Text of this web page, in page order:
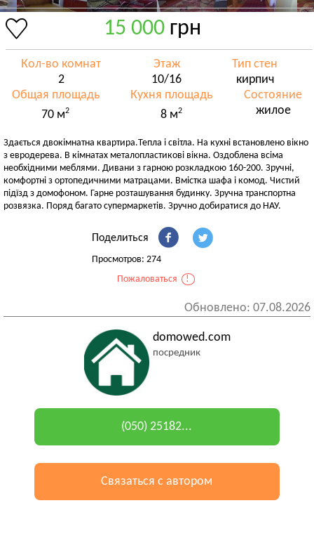
15 000 грн
Кол-во комнат
2
Этаж
10/16
Тип стен
кирпич
Общая площадь
70 м2
Кухня площадь
8 м2
Состояние
жилое
Здається двокімнатна квартира.Тепла і світла. На кухні встановлено вікно
з евродерева. В кімнатах металопластикові вікна. Оздоблена всіма
необхідними меблями. Дивани з гарною розкладкою 160-200. Зручні,
комфортні з ортопедичними матрацами. Вмістка шафа і комод. Чистий
підїзд з домофоном. Гарне розташування будинку. Зручна транспортна
розвязка. Поряд багато супермаркетів. Зручно добиратися до НАУ.
Поделиться
Просмотров: 274
Пожаловаться
!
Обновлено: 07.08.2026
domowed.com
посредник
(050) 25182...
Связаться с автором